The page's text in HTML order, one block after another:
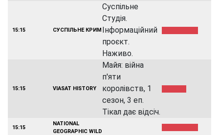
15:15 СУСПІЛЬНЕ КРИМ
Суспільне
Студія.
Інформаційний
проєкт.
Наживо.
15:15 VIASAT HISTORY
Майя: війна
п'яти
королівств, 1
сезон, 3 еп.
Тікал дає відсіч.
15:15
NATIONAL
GEOGRAPHIC WILD